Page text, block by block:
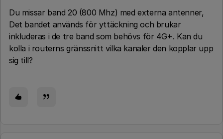
Du missar band 20 (800 Mhz) med externa antenner,
Det bandet används för yttäckning och brukar
inkluderas i de tre band som behövs för 4G+. Kan du
kolla i routerns gränssnitt vilka kanaler den kopplar upp
sig till?